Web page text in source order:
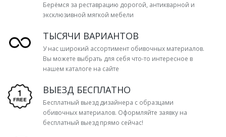
Берёмся за реставрацию дорогой, антикварной и
эксклюзивной мягкой мебели
ТЫСЯЧИ ВАРИАНТОВ
У нас широкий ассортимент обивочных материалов.
Вы можете выбрать для себя что-то интересное в
нашем каталоге на сайте
ВЫЕЗД БЕСПЛАТНО
Бесплатный выезд дизайнера с образцами
обивочных материалов. Оформляйте заявку на
бесплатный выезд прямо сейчас!